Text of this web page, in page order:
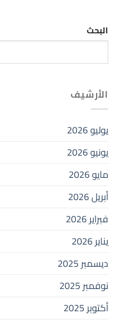
البحث
الأرشيف
يوليو 2026
يونيو 2026
مايو 2026
أبريل 2026
فبراير 2026
يناير 2026
ديسمبر 2025
نوفمبر 2025
أكتوبر 2025